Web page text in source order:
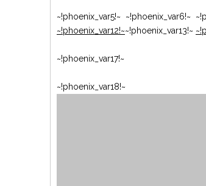
~!phoenix_var5!~ ~!phoenix_var6!~
~!phoenix_var12!~~!phoenix_var13!~
~!phoenix_var17!~
~!phoenix_var18!~